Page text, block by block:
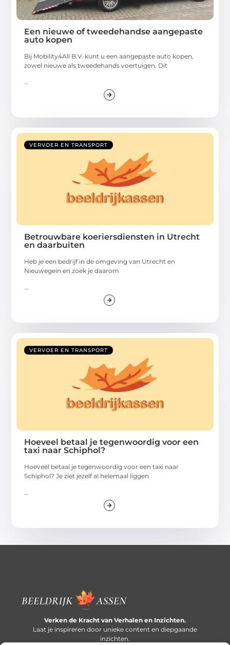
Een nieuwe of tweedehandse aangepaste
auto kopen
Bij Mobility4All B.V. kunt u een aangepaste auto kopen,
zowel nieuwe als tweedehands voertuigen. Dit
...
VERVOER EN TRANSPORT
Betrouwbare koeriersdiensten in Utrecht
en daarbuiten
Heb je een bedrijf in de omgeving van Utrecht en
Nieuwegein en zoek je daarom
...
VERVOER EN TRANSPORT
Hoeveel betaal je tegenwoordig voor een
taxi naar Schiphol?
Hoeveel betaal je tegenwoordig voor een taxi naar
Schiphol? Je ziet jezelf al helemaal liggen
...
Verken de Kracht van Verhalen en Inzichten.
Laat je inspireren door unieke content en diepgaande
inzichten.